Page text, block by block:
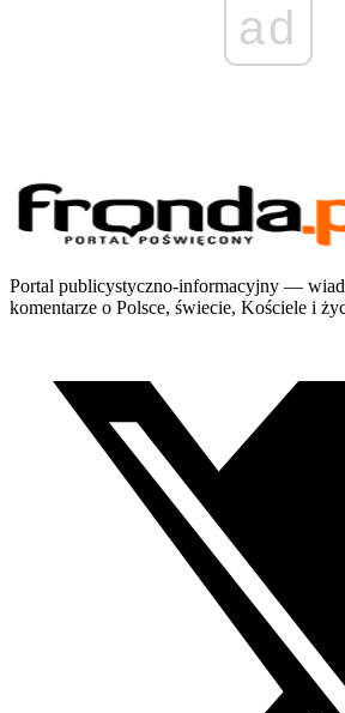
ad
Portal publicystyczno-informacyjny —
komentarze o Polsce, świecie, Kościele i